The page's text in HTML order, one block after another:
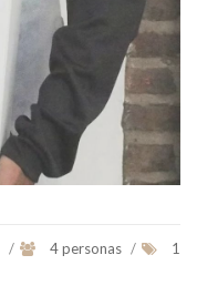
/ 4 personas / 1